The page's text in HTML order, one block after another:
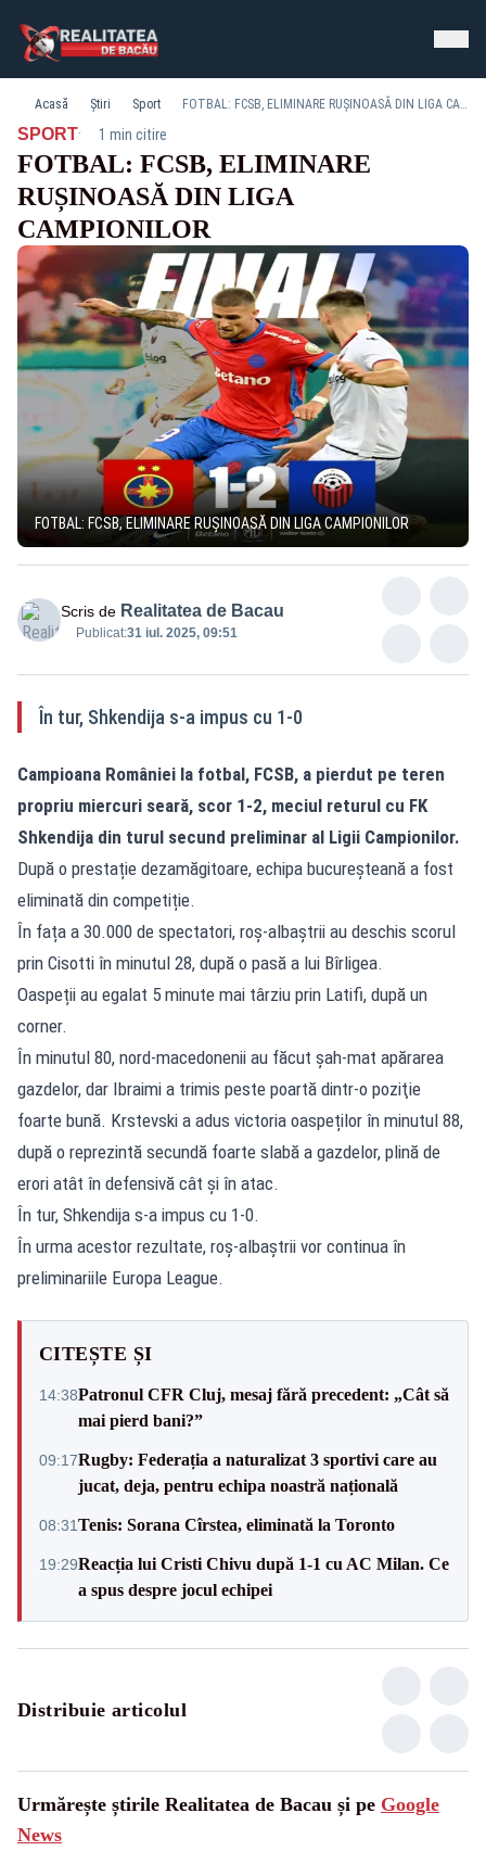
Acasă Știri Sport FOTBAL: FCSB, ELIMINARE RUȘINOASĂ DIN LIGA CAMPIONILOR
SPORT· 1 min citire
FOTBAL: FCSB, ELIMINARE
RUȘINOASĂ DIN LIGA
CAMPIONILOR
FOTBAL: FCSB, ELIMINARE RUȘINOASĂ DIN LIGA CAMPIONILOR
Scris de Realitatea de Bacau
Publicat:31 iul. 2025, 09:51
În tur, Shkendija s-a impus cu 1-0
Campioana României la fotbal, FCSB, a pierdut pe teren
propriu miercuri seară, scor 1-2, meciul returul cu FK
Shkendija din turul secund preliminar al Ligii Campionilor.
După o prestație dezamăgitoare, echipa bucureșteană a fost
eliminată din competiție.
În fața a 30.000 de spectatori, roș-albaștrii au deschis scorul
prin Cisotti în minutul 28, după o pasă a lui Bîrligea.
Oaspeții au egalat 5 minute mai târziu prin Latifi, după un
corner.
În minutul 80, nord-macedonenii au făcut şah-mat apărarea
gazdelor, dar Ibraimi a trimis peste poartă dintr-o poziţie
foarte bună. Krstevski a adus victoria oaspeților în minutul 88,
după o reprezintă secundă foarte slabă a gazdelor, plină de
erori atât în defensivă cât și în atac.
În tur, Shkendija s-a impus cu 1-0.
În urma acestor rezultate, roș-albaștrii vor continua în
preliminariile Europa League.
CITEȘTE ȘI
14:38Patronul CFR Cluj, mesaj fără precedent: „Cât să
mai pierd bani?”
09:17Rugby: Federația a naturalizat 3 sportivi care au
jucat, deja, pentru echipa noastră națională
08:31Tenis: Sorana Cîrstea, eliminată la Toronto
19:29Reacția lui Cristi Chivu după 1-1 cu AC Milan. Ce
a spus despre jocul echipei
Distribuie articolul
Urmărește știrile Realitatea de Bacau și pe Google
News